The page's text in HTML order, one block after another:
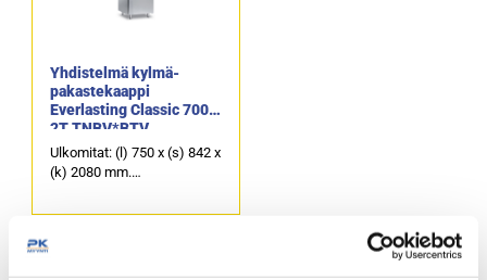
Yhdistelmä kylmä-
pakastekaappi
Everlasting Classic 700
2T TNBV*BTV
Ulkomitat: (l) 750 x (s) 842 x
(k) 2080 mm.
kylmäkaappi.